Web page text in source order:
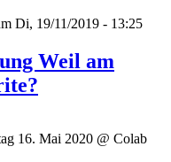
Di, 19/11/2019 - 13:25
Weil am
16. Mai 2020 @ Colab